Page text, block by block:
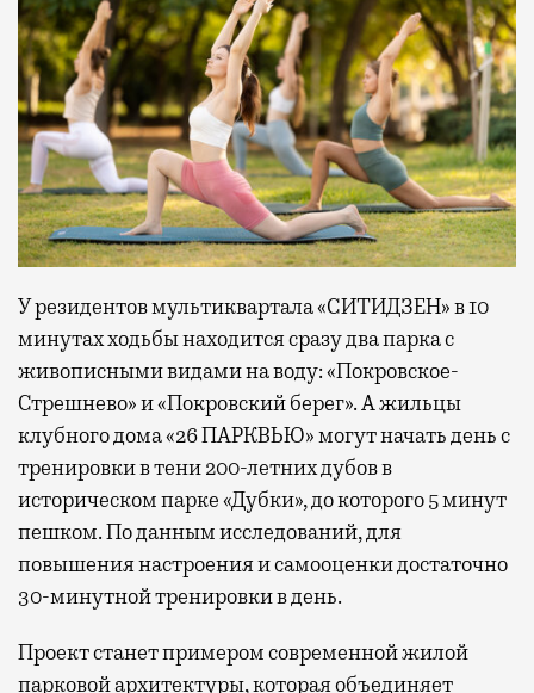
У резидентов мультиквартала «СИТИДЗЕН» в 10
минутах ходьбы находится сразу два парка с
живописными видами на воду: «Покровское-
Стрешнево» и «Покровский берег». А жильцы
клубного дома «26 ПАРКВЬЮ» могут начать день с
тренировки в тени 200-летних дубов в
историческом парке «Дубки», до которого 5 минут
пешком. По данным исследований, для
повышения настроения и самооценки достаточно
30-минутной тренировки в день.
Проект станет примером современной жилой
парковой архитектуры, которая объединяет